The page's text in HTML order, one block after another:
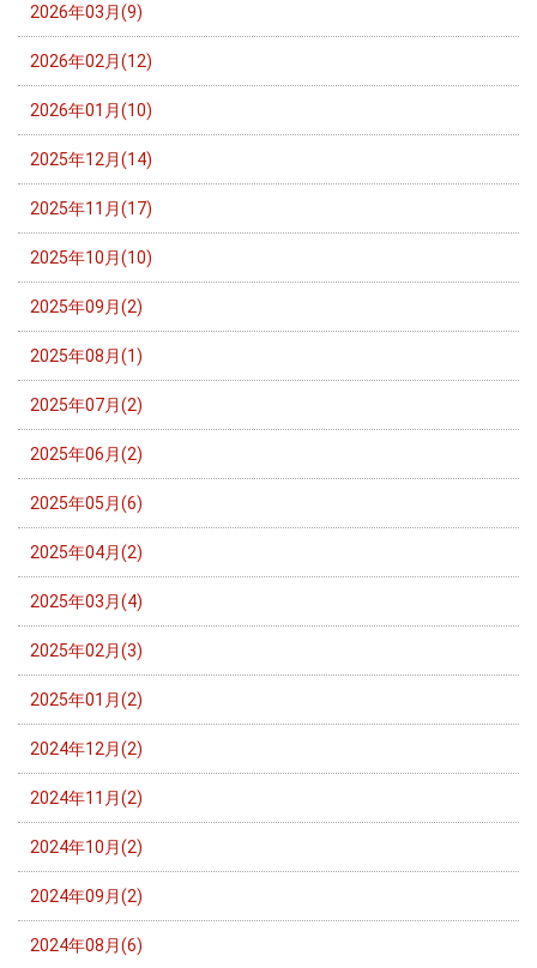
2026年03月(9)
2026年02月(12)
2026年01月(10)
2025年12月(14)
2025年11月(17)
2025年10月(10)
2025年09月(2)
2025年08月(1)
2025年07月(2)
2025年06月(2)
2025年05月(6)
2025年04月(2)
2025年03月(4)
2025年02月(3)
2025年01月(2)
2024年12月(2)
2024年11月(2)
2024年10月(2)
2024年09月(2)
2024年08月(6)